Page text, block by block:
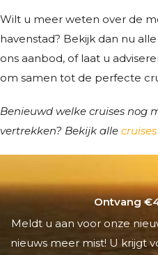
Wilt u meer weten over de
havenstad? Bekijk dan nu alle
ons aanbod, of laat u
om samen tot de perfecte
Benieuwd welke cruises nog
vertrekken? Bekijk alle
Ontvang
Meldt u aan voor onze
nieuws meer mist! U krijgt